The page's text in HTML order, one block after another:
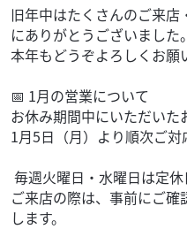
旧年中はたくさんのご来
にありがとうございました。
本年もどうぞよろしくお願
📅 1月の営業について
お休み期間中にいただいた
1月5日（月）より順次ご対
毎週火曜日・水曜日は定休
ご来店の際は、事前にご
します。